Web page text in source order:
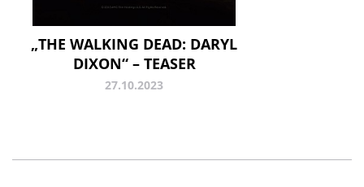
„THE WALKING DEAD: DARYL
DIXON“ – TEASER
27.10.2023